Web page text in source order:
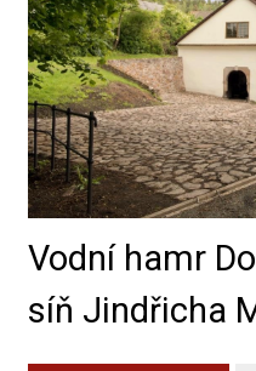
Vodní hamr
síň Jindřicha